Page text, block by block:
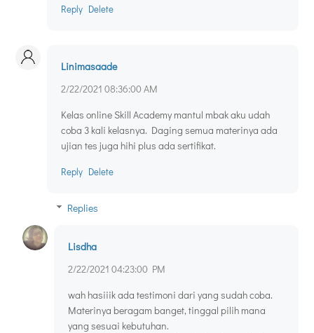
Reply Delete
Linimasaade
2/22/2021 08:36:00 AM
Kelas online Skill Academy mantul mbak aku udah
coba 3 kali kelasnya. Daging semua materinya ada
ujian tes juga hihi plus ada sertifikat.
Reply Delete
Replies
Lisdha
2/22/2021 04:23:00 PM
wah hasiiik ada testimoni dari yang sudah coba.
Materinya beragam banget, tinggal pilih mana
yang sesuai kebutuhan.